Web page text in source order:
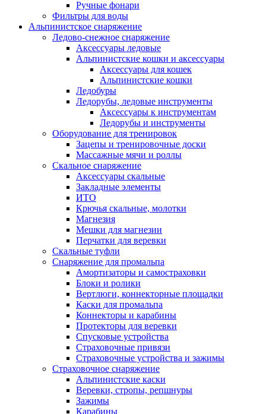
Ручные фонари
Фильтры для воды
Альпинистское снаряжение
Ледово-снежное снаряжение
Аксессуары ледовые
Альпинистские кошки и аксессуары
Аксессуары для кошек
Альпинистские кошки
Ледобуры
Ледорубы, ледовые инструменты
Аксессуары к инструментам
Ледорубы и инструменты
Оборудование для тренировок
Зацепы и тренировочные доски
Массажные мячи и роллы
Скальное снаряжение
Аксессуары скальные
Закладные элементы
ИТО
Крючья скальные, молотки
Магнезия
Мешки для магнезии
Перчатки для веревки
Скальные туфли
Снаряжение для промальпа
Амортизаторы и самостраховки
Блоки и ролики
Вертлюги, коннекторные площадки
Каски для промальпа
Коннекторы и карабины
Протекторы для веревки
Спусковые устройства
Страховочные привязи
Страховочные устройства и зажимы
Страховочное снаряжение
Альпинистские каски
Веревки, стропы, репшнуры
Зажимы
Карабины